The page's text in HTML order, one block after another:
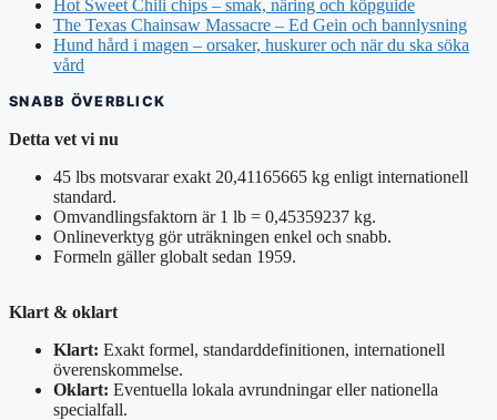
Hot Sweet Chili chips – smak, näring och köpguide
The Texas Chainsaw Massacre – Ed Gein och bannlysning
Hund hård i magen – orsaker, huskurer och när du ska söka
vård
SNABB ÖVERBLICK
Detta vet vi nu
45 lbs motsvarar exakt 20,41165665 kg enligt internationell
standard.
Omvandlingsfaktorn är 1 lb = 0,45359237 kg.
Onlineverktyg gör uträkningen enkel och snabb.
Formeln gäller globalt sedan 1959.
Klart & oklart
Klart: Exakt formel, standarddefinitionen, internationell
överenskommelse.
Oklart: Eventuella lokala avrundningar eller nationella
specialfall.